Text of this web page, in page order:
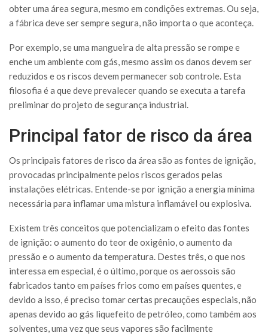
obter uma área segura, mesmo em condições extremas. Ou seja,
a fábrica deve ser sempre segura, não importa o que aconteça.
Por exemplo, se uma mangueira de alta pressão se rompe e
enche um ambiente com gás, mesmo assim os danos devem ser
reduzidos e os riscos devem permanecer sob controle. Esta
filosofia é a que deve prevalecer quando se executa a tarefa
preliminar do projeto de segurança industrial.
Principal fator de risco da área
Os principais fatores de risco da área são as fontes de ignição,
provocadas principalmente pelos riscos gerados pelas
instalações elétricas. Entende-se por ignição a energia mínima
necessária para inflamar uma mistura inflamável ou explosiva.
Existem três conceitos que potencializam o efeito das fontes
de ignição: o aumento do teor de oxigênio, o aumento da
pressão e o aumento da temperatura. Destes três, o que nos
interessa em especial, é o último, porque os aerossois são
fabricados tanto em países frios como em países quentes, e
devido a isso, é preciso tomar certas precauções especiais, não
apenas devido ao gás liquefeito de petróleo, como também aos
solventes, uma vez que seus vapores são facilmente